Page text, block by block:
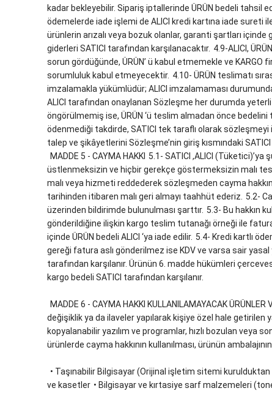
kadar bekleyebilir. Sipariş iptallerinde ÜRÜN bedeli tahsil
ödemelerde iade işlemi de ALICI kredi kartına iade sureti ile
ürünlerin arızalı veya bozuk olanlar, garanti şartları içinde
giderleri SATICI tarafından karşılanacaktır. 4.9-ALICI,
sorun gördüğünde, ÜRÜN’ ü kabul etmemekle ve
sorumluluk kabul etmeyecektir. 4.10- ÜRÜN teslimatı
imzalamakla yükümlüdür; ALICI imzalamaması durumunda
ALICI tarafından onaylanan Sözleşme her durumda yeterli
öngörülmemiş ise, ÜRÜN ‘ü teslim almadan önce
ödenmediği takdirde, SATICI tek taraflı olarak sözleşmeyi
talep ve şikâyetlerini Sözleşme’nin giriş kısmındaki
MADDE 5 - CAYMA HAKKI 5.1- SATICI ,ALICI
üstlenmeksizin ve hiçbir gerekçe göstermeksizin malı
malı veya hizmeti reddederek sözleşmeden cayma
tarihinden itibaren malı geri almayı taahhüt ederiz.
5.2-
üzerinden bildirimde bulunulması şarttır. 5.3- Bu hakkın
gönderildiğine ilişkin kargo teslim tutanağı örneği ile
içinde ÜRÜN bedeli ALICI ‘ya iade edilir. 5.4- Kredi kartlı
gereği fatura aslı gönderilmez ise KDV ve varsa sair
tarafından karşılanır. Ürünün 6. madde hükümleri
kargo bedeli SATICI tarafından karşılanır.
MADDE 6 - CAYMA HAKKI KULLANILAMAYACAK ÜRÜNLER
değişiklik ya da ilaveler yapılarak kişiye özel hale getirilen
kopyalanabilir yazılım ve programlar, hızlı bozulan veya
ürünlerde cayma hakkının kullanılması, ürünün
• Taşınabilir Bilgisayar (Orijinal işletim sitemi kurulduktan
ve kasetler • Bilgisayar ve kırtasiye sarf malzemeleri